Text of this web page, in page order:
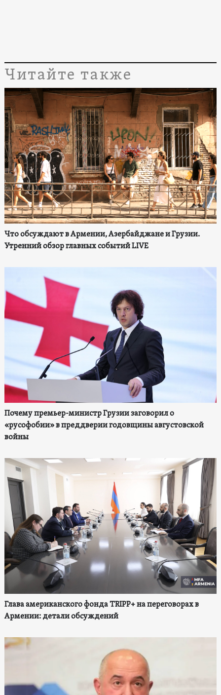
Читайте также
Что обсуждают в Армении, Азербайджане и Грузии.
Утренний обзор главных событий LIVE
Почему премьер-министр Грузии заговорил о
«русофобии» в преддверии годовщины августовской
войны
Глава американского фонда TRIPP+ на переговорах в
Армении: детали обсуждений